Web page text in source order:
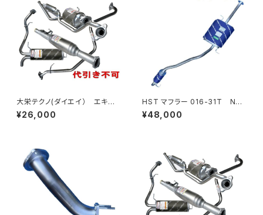
大栄テクノ(ダイエイ） エキゾ
ーストパイプ MHD-7042EXP
ライフ JB5 個人宅NG
¥26,000
HST マフラー 016-31T NV3
50キャラバン E26 ニッサン 本
体オールステンレス 車検対応
¥48,000